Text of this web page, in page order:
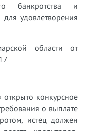
банкротства и
удовлетворения
области от
конкурсное
о выплате
истец должен